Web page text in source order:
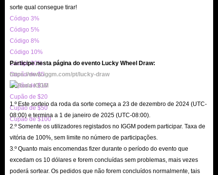
sorte qual consegue tirar!
Código 3%
Código 5%
Código 8%
Código 10%
Código 20%
Cupão de $5
Cupão de $10
Cupão de $20
Cupão de $50
Cupão de $100
Participe nesta página do evento Lucky Wheel Draw:
https://www.iggm.com/pt/lucky-draw
1.º Este sorteio da roda da sorte começa a 23 de dezembro de 2024 (UTC-
08:00) e termina a 1 de janeiro de 2025 (UTC-08:00).
2.º Somente os utilizadores registados no IGGM podem participar. Taxa de
vitória de 100%, sem limite no número de participações.
3.º Quanto mais encomendas fizer durante o período do evento que
excedam os 10 dólares e forem concluídas sem problemas, mais vezes
poderá sortear. Os pedidos que não forem concluídos normalmente, tais